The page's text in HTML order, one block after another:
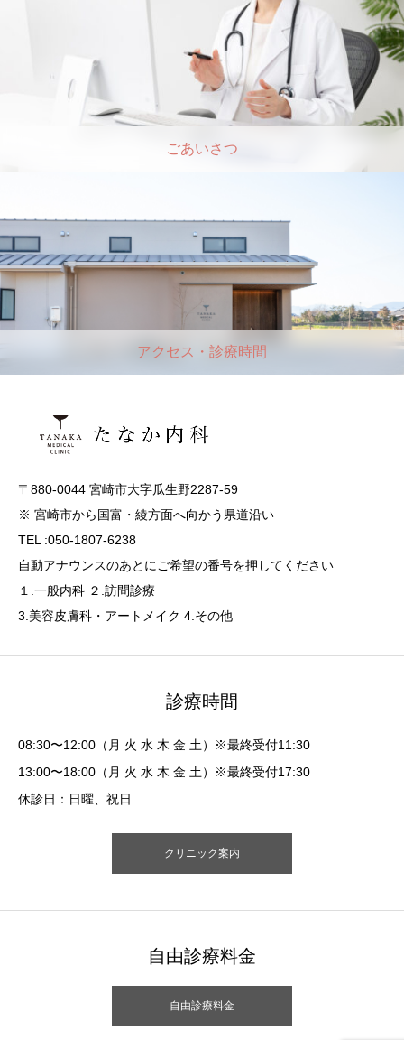
ごあいさつ
アクセス・診療時間
〒880-0044 宮崎市大字瓜生野2287-59
※ 宮崎市から国富・綾方面へ向かう県道沿い
TEL :050-1807-6238
自動アナウンスのあとにご希望の番号を押してください
１.一般内科 ２.訪問診療
3.美容皮膚科・アートメイク 4.その他
診療時間
08:30〜12:00（月 火 水 木 金 土）※最終受付11:30
13:00〜18:00（月 火 水 木 金 土）※最終受付17:30
休診日：日曜、祝日
クリニック案内
自由診療料金
自由診療料金